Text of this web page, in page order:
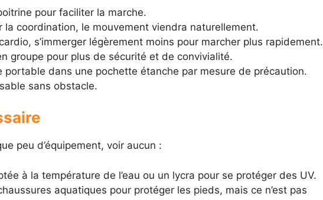
pour faciliter la marche.
la coordination, le mouvement viendra naturellement.
s’immerger légèrement moins pour marcher plus rapidement.
groupe pour plus de sécurité et de convivialité.
portable dans une pochette étanche par mesure de précaution.
sans obstacle.
peu d’équipement, voir aucun :
à la température de l’eau ou un lycra pour se protéger des UV.
aquatiques pour protéger les pieds, mais ce n’est pas